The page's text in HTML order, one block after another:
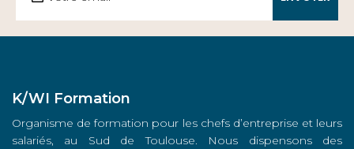
K/WI Formation
Organisme de formation pour les chefs d’entreprise et leurs
salariés, au Sud de Toulouse. Nous dispensons des